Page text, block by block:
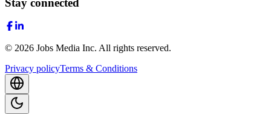
Stay connected
© 2026 Jobs Media Inc. All rights reserved.
Privacy policyTerms & Conditions